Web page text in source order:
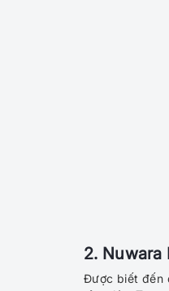
2. Nuwara
Được biết đến